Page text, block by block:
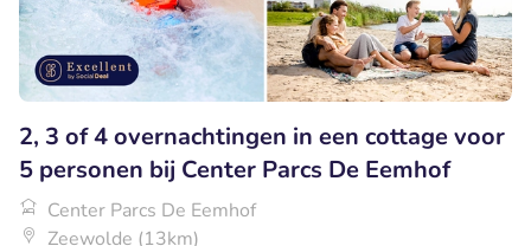
2, 3 of 4 overnachtingen in een cottage voor
5 personen bij Center Parcs De Eemhof
Center Parcs De Eemhof
Zeewolde (13km)